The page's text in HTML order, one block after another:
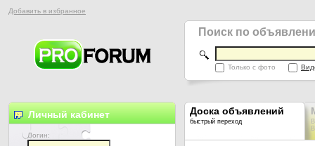
Добавить в избранное
Поиск по
Только с фото
Доска объявлений
быстрый переход
Личный кабинет
Логин: